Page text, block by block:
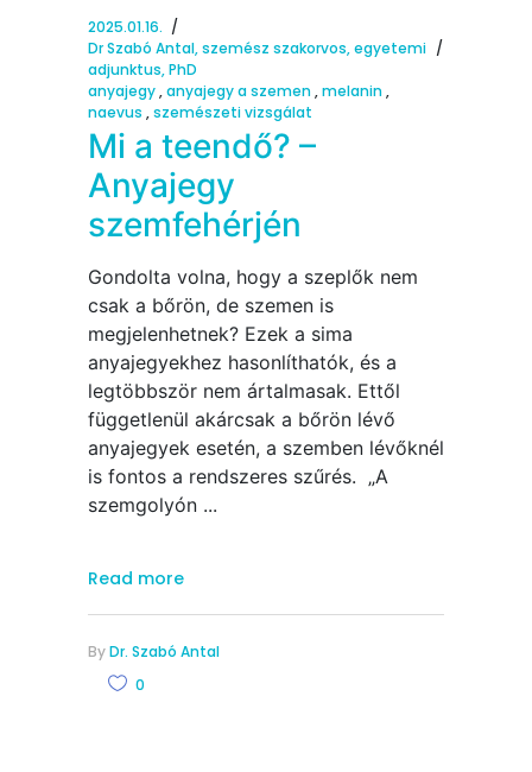
2025.01.16.
Dr Szabó Antal, szemész szakorvos, egyetemi
adjunktus, PhD
anyajegy,anyajegy a szemen,melanin,
naevus ,szemészeti vizsgálat
Mi a teendő? –
Anyajegy
szemfehérjén
Gondolta volna, hogy a szeplők nem
csak a bőrön, de szemen is
megjelenhetnek? Ezek a sima
anyajegyekhez hasonlíthatók, és a
legtöbbször nem ártalmasak. Ettől
függetlenül akárcsak a bőrön lévő
anyajegyek esetén, a szemben lévőknél
is fontos a rendszeres szűrés. „A
szemgolyón
Read more
ByDr. Szabó Antal
0